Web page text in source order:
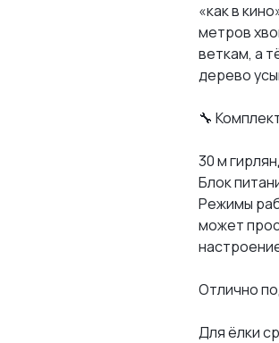
«как в
метров
веткам, а
дерево
🔧
30 м
Блок
Режимы
может
Отлично
Для ёлки